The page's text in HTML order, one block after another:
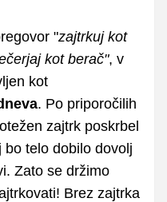
"zajtrkuj kot
kot berač", v
kot
. Po priporočilih
zajtrk poskrbel
telo dobilo dovolj
Zato se držimo
Brez zajtrka